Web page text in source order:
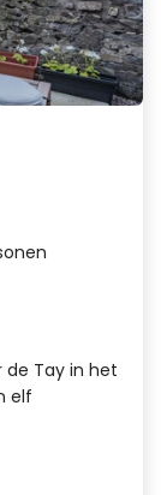
de Tay in het
elf